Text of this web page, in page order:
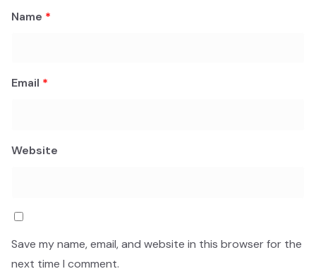
Name *
Email *
Website
Save my name, email, and website in this browser for the
next time I comment.